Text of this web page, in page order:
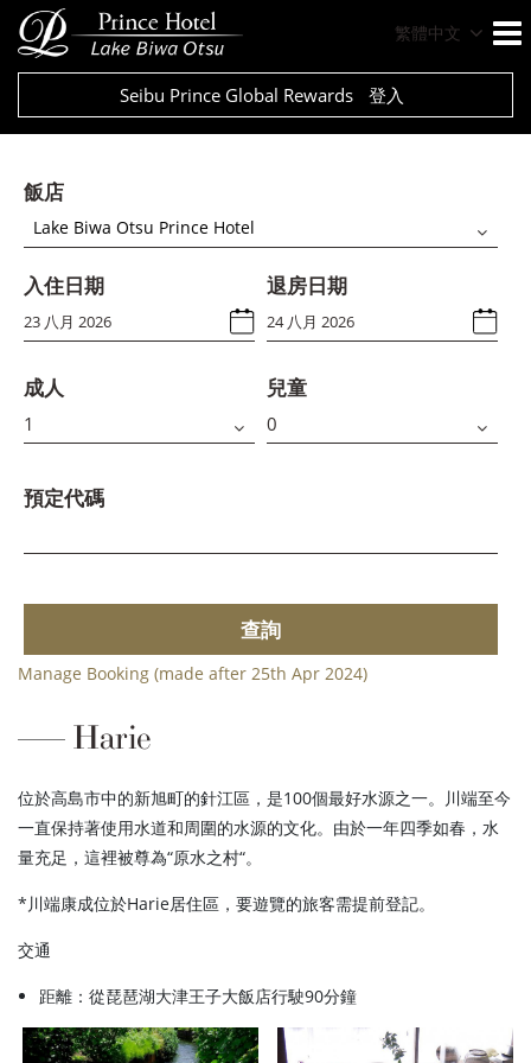
繁體中文
Seibu Prince Global Rewards 登入
飯店
Lake Biwa Otsu Prince Hotel
入住日期 退房日期
成人 兒童
預定代碼
查詢
Manage Booking (made after 25th Apr 2024)
Harie
位於高島市中的新旭町的針江區，是100個最好水源之一。川端至今
一直保持著使用水道和周圍的水源的文化。由於一年四季如春，水
量充足，這裡被尊為“原水之村“。
*川端康成位於Harie居住區，要遊覽的旅客需提前登記。
交通
距離：從琵琶湖大津王子大飯店行駛90分鐘